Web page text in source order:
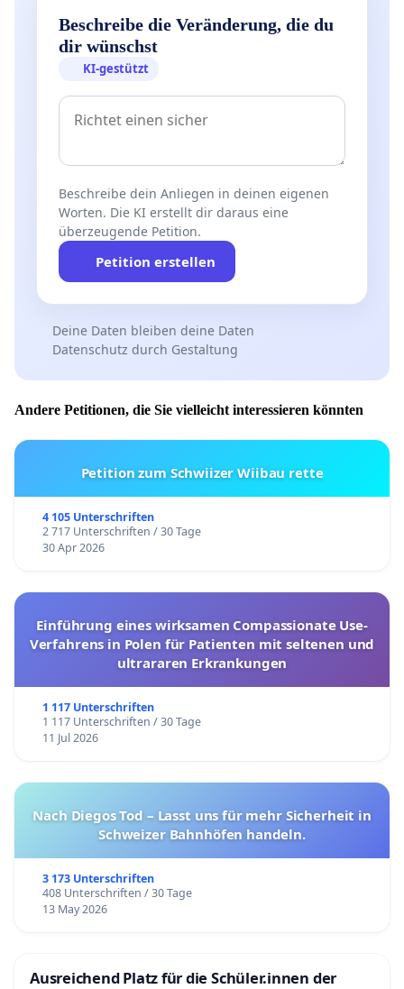
Beschreibe die Veränderung, die du
dir wünschst
KI-gestützt
Beschreibe dein Anliegen in deinen eigenen
Worten. Die KI erstellt dir daraus eine
überzeugende Petition.
Petition erstellen
Deine Daten bleiben deine Daten
Datenschutz durch Gestaltung
Andere Petitionen, die Sie vielleicht interessieren könnten
Petition zum Schwiizer Wiibau rette
4 105 Unterschriften
2 717 Unterschriften / 30 Tage
30 Apr 2026
Einführung eines wirksamen Compassionate Use-
Verfahrens in Polen für Patienten mit seltenen und
ultrararen Erkrankungen
1 117 Unterschriften
1 117 Unterschriften / 30 Tage
11 Jul 2026
Nach Diegos Tod – Lasst uns für mehr Sicherheit in
Schweizer Bahnhöfen handeln.
3 173 Unterschriften
408 Unterschriften / 30 Tage
13 May 2026
Ausreichend Platz für die Schüler.innen der